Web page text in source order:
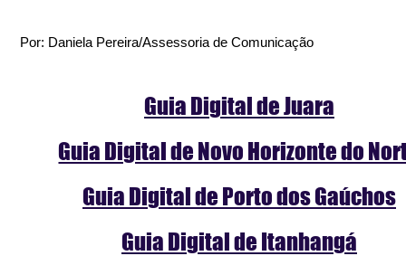
Por: Daniela Pereira/Assessoria de Comunicação
Guia Digital de Juara
Guia Digital de Novo Horizonte do
Guia Digital de Porto dos Gaúchos
Guia Digital de Itanhangá